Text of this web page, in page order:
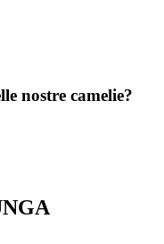
nostre camelie?